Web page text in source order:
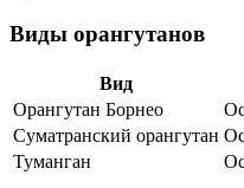
Виды орангутанов
Вид
Орангутан Борнео
Суматранский орангутан
Туманган